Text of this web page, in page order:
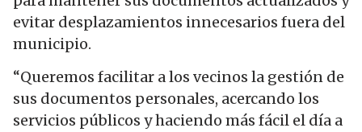
evitar desplazamientos innecesarios fuera del
municipio.
“Queremos facilitar a los vecinos la gestión de
sus documentos personales, acercando los
servicios públicos y haciendo más fácil el día a